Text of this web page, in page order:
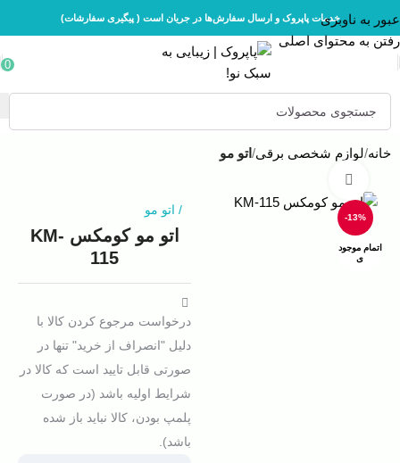
عبور به ناوبری
رفتن به محتوای اصلی
خدمات پاپروک و ارسال سفارش‌ها در جریان است ( پیگیری سفارشات)
0
خانه لوازم شخصی برقی اتو مو
-13%
اتمام موجود
ی
/ اتو مو
اتو مو کومکس KM-
115
درخواست مرجوع کردن کالا با
دلیل "انصراف از خرید" تنها در
صورتی قابل تایید است که کالا در
شرایط اولیه باشد (در صورت
پلمپ بودن، کالا نباید باز شده
باشد).